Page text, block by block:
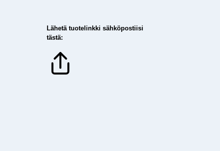
Lähetä tuotelinkki sähköpostiisi
tästä: